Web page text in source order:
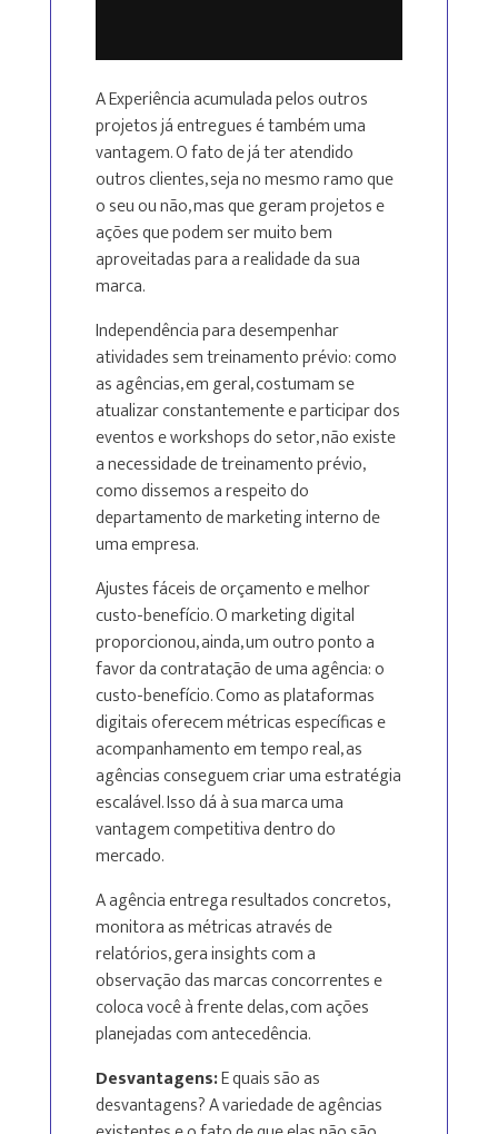
A Experiência acumulada pelos outros
projetos já entregues é também uma
vantagem. O fato de já ter atendido
outros clientes, seja no mesmo ramo que
o seu ou não, mas que geram projetos e
ações que podem ser muito bem
aproveitadas para a realidade da sua
marca.
Independência para desempenhar
atividades sem treinamento prévio: como
as agências, em geral, costumam se
atualizar constantemente e participar dos
eventos e workshops do setor, não existe
a necessidade de treinamento prévio,
como dissemos a respeito do
departamento de marketing interno de
uma empresa.
Ajustes fáceis de orçamento e melhor
custo-benefício. O marketing digital
proporcionou, ainda, um outro ponto a
favor da contratação de uma agência: o
custo-benefício. Como as plataformas
digitais oferecem métricas específicas e
acompanhamento em tempo real, as
agências conseguem criar uma estratégia
escalável. Isso dá à sua marca uma
vantagem competitiva dentro do
mercado.
A agência entrega resultados concretos,
monitora as métricas através de
relatórios, gera insights com a
observação das marcas concorrentes e
coloca você à frente delas, com ações
planejadas com antecedência.
Desvantagens:E quais são as
desvantagens? A variedade de agências